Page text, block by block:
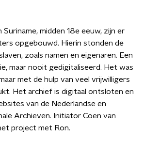
Suriname, midden 18e eeuw, zijn er
opgebouwd. Hierin stonden de
zoals namen en eigenaren. Een
maar nooit gedigitaliseerd. Het was
met de hulp van veel vrijwilligers
Het archief is digitaal ontsloten en
van de Nederlandse en
Archieven. Initiator Coen van
project met Ron.